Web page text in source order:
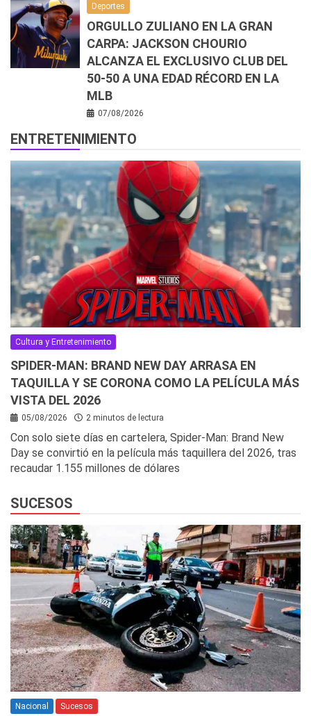
Deportes
ORGULLO ZULIANO EN LA GRAN
CARPA: JACKSON CHOURIO
ALCANZA EL EXCLUSIVO CLUB DEL
50-50 A UNA EDAD RÉCORD EN LA
MLB
07/08/2026
ENTRETENIMIENTO
Cultura y Entretenimiento
SPIDER-MAN: BRAND NEW DAY ARRASA EN
TAQUILLA Y SE CORONA COMO LA PELÍCULA MÁS
VISTA DEL 2026
05/08/2026 2 minutos de lectura
Con solo siete días en cartelera, Spider-Man: Brand New
Day se convirtió en la película más taquillera del 2026, tras
recaudar 1.155 millones de dólares
SUCESOS
Nacional Sucesos